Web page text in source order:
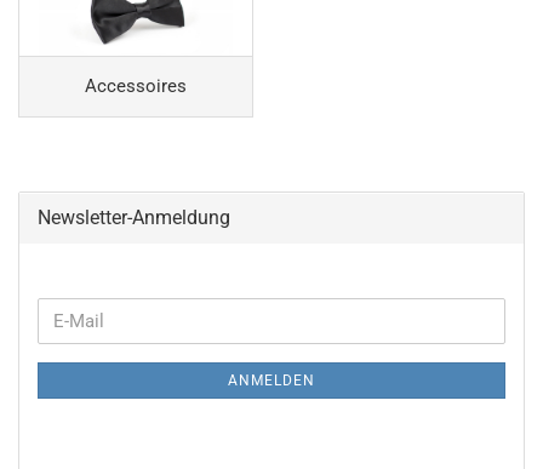
Accessoires
Newsletter-Anmeldung
WEITER
ZUR
NEWSLETTER-
E-
Mail
ANMELDEN